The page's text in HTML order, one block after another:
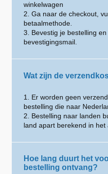
winkelwagen
2. Ga naar de checkout,
betaalmethode.
3. Bevestig je bestelling
bevestigingsmail.
Wat zijn de
1. Er worden geen
bestelling die naar
2. Bestelling naar landen
land apart berekend in het
Hoe lang duurt het
bestelling ontvang?